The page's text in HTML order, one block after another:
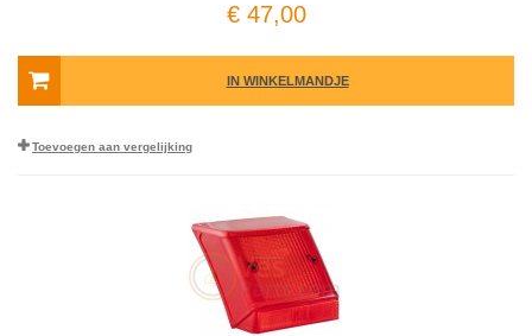
€ 47,00
IN WINKELMANDJE
Toevoegen aan vergelijking